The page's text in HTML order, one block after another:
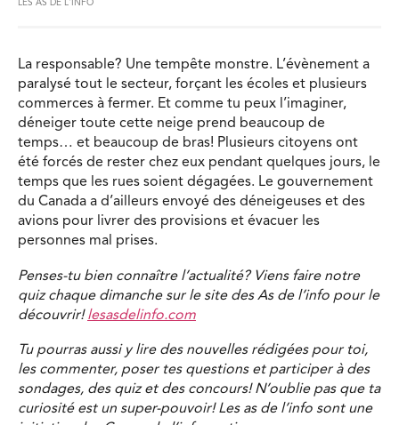
LES AS DE L'INFO
La responsable? Une tempête monstre. L’évènement a
paralysé tout le secteur, forçant les écoles et plusieurs
commerces à fermer. Et comme tu peux l’imaginer,
déneiger toute cette neige prend beaucoup de
temps… et beaucoup de bras! Plusieurs citoyens ont
été forcés de rester chez eux pendant quelques jours, le
temps que les rues soient dégagées. Le gouvernement
du Canada a d’ailleurs envoyé des déneigeuses et des
avions pour livrer des provisions et évacuer les
personnes mal prises.
Penses-tu bien connaître l’actualité? Viens faire notre
quiz chaque dimanche sur le site des As de l’info pour le
découvrir!lesasdelinfo.com
Tu pourras aussi y lire des nouvelles rédigées pour toi,
les commenter, poser tes questions et participer à des
sondages, des quiz et des concours! N’oublie pas que ta
curiosité est un super-pouvoir! Les as de l’info sont une